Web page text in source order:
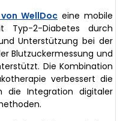
WellDoc eine mobile
Typ-2-Diabetes durch
Unterstützung bei der
Blutzuckermessung und
Die Kombination
verbessert die
die Integration digitaler